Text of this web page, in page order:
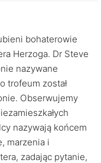
bohaterowie
Herzoga. Dr Steve
nazywane
trofeum został
Obserwujemy
nazywają końcem
marzenia i
zadając pytanie,